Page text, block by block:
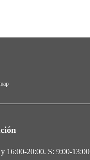
16:00-20:00. S: 9:00-13:00